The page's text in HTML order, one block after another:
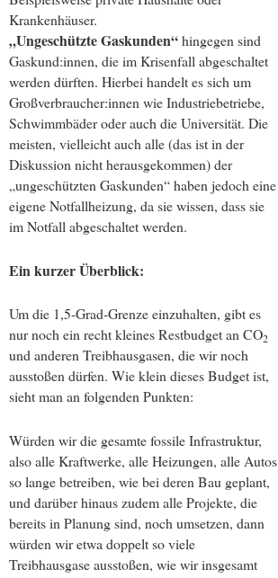
Krankenhäuser.
„Ungeschützte Gaskunden“hingegen sind
Gaskund:innen, die im Krisenfall abgeschaltet
werden dürften. Hierbei handelt es sich um
Großverbraucher:innen wie Industriebetriebe,
Schwimmbäder oder auch die Universität. Die
meisten, vielleicht auch alle (das ist in der
Diskussion nicht herausgekommen) der
„ungeschützten Gaskunden“ haben jedoch eine
eigene Notfallheizung, da sie wissen, dass sie
im Notfall abgeschaltet werden.
Ein kurzer Überblick:
Um die 1,5-Grad-Grenze einzuhalten, gibt es
nur noch ein recht kleines Restbudget an CO2
und anderen Treibhausgasen, die wir noch
ausstoßen dürfen. Wie klein dieses Budget ist,
sieht man an folgenden Punkten:
Würden wir die gesamte fossile Infrastruktur,
also alle Kraftwerke, alle Heizungen, alle Autos
so lange betreiben, wie bei deren Bau geplant,
und darüber hinaus zudem alle Projekte, die
bereits in Planung sind, noch umsetzen, dann
würden wir etwa doppelt so viele
Treibhausgase ausstoßen, wie wir insgesamt